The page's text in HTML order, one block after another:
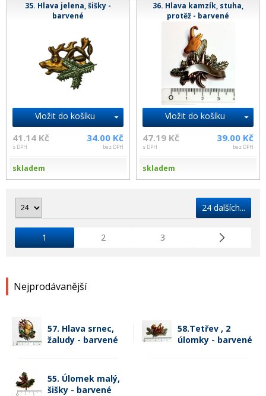
Nejprodávanější
57. Hlava srnec,
žaludy - barvené
58.Tetřev , 2
úlomky - barvené
55. Úlomek malý,
šišky - barvené
35. Hlava jelena, šišky -
barvené
Vložit do košíku
41.14 Kč
s DPH
34.00 Kč
bez DPH
skladem
36. Hlava kamzík, stuha,
protěž - barvené
Vložit do košíku
47.19 Kč
s DPH
39.00 Kč
bez DPH
skladem
24 dalších...
1 2 3